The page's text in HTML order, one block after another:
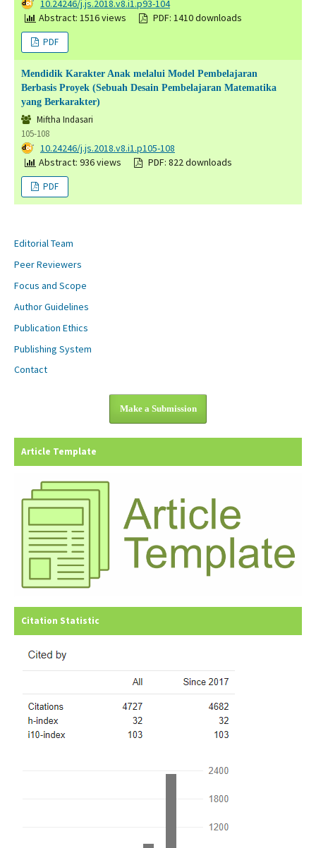
DOI: 10.24246/j.js.2018.v8.i1.p93-104
Abstract: 1516 views
PDF: 1410 downloads
PDF
Mendidik Karakter Anak melalui Model Pembelajaran
Berbasis Proyek (Sebuah Desain Pembelajaran Matematika
yang Berkarakter)
Miftha Indasari
105-108
DOI: 10.24246/j.js.2018.v8.i1.p105-108
Abstract: 936 views
PDF: 822 downloads
PDF
Editorial Team
Peer Reviewers
Focus and Scope
Author Guidelines
Publication Ethics
Publishing System
Contact
Make a Submission
Article Template
Citation Statistic